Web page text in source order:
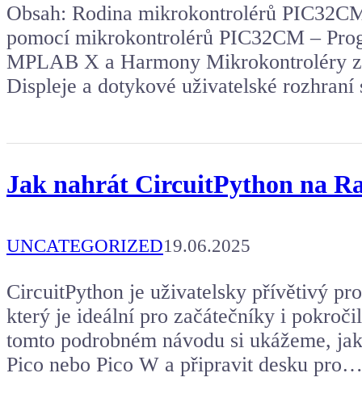
Obsah: Rodina mikrokontrolérů
pomocí mikrokontrolérů PIC32CM –
MPLAB X a Harmony Mikrokontroléry
Displeje a dotykové uživatelské
Jak nahrát CircuitPython na
UNCATEGORIZED19.06.2025
CircuitPython je uživatelsky přívětivý
který je ideální pro začátečníky i
tomto podrobném návodu si ukážeme,
Pico nebo Pico W a připravit desku pro…